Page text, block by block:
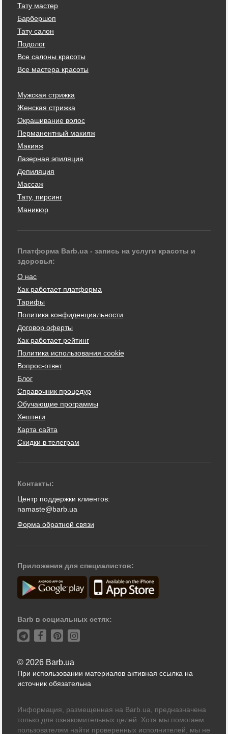
Тату мастер
Барбершоп
Тату салон
Подолог
Все салоны красоты
Все мастера красоты
Мужская стрижка
Женская стрижка
Окрашивание волос
Перманентный макияж
Макияж
Лазерная эпиляция
Депиляция
Массаж
Тату, пирсинг
Маникюр
Платформа Barb.ua - запись на услуги красоты и
здоровья:
О нас
Как работает платформа
Тарифы
Политика конфиденциальности
Договор оферты
Как работает рейтинг
Политика использования cookie
Вопрос-ответ
Блог
Справочник процедур
Обучающие программы
Хештеги
Карта сайта
Скидки в телеграм
Контакты:
Центр поддержки клиентов:
namaste@barb.ua
Форма обратной связи
Приложения для специалистов:
Barb в социальных сетях:
© 2026 Barb.ua
При использовании материалов активная ссылка на
источник обязательна
Информация, размещенная на Barb.ua, предназначена
только для ознакомительных целей. Хотя мы помогаем
пользователям найти проверенных исполнителей, мы не